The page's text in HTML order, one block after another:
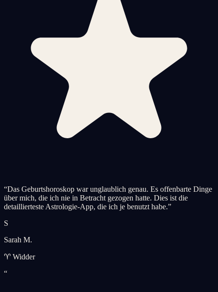
“Das Geburtshoroskop war unglaublich genau. Es offenbarte Dinge
über mich, die ich nie in Betracht gezogen hatte. Dies ist die
detaillierteste Astrologie-App, die ich je benutzt habe.”
S
Sarah M.
♈ Widder
“